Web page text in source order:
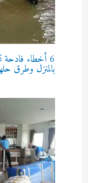
6 أخطاء
بالمنزل وطرق